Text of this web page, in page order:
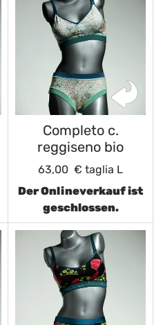
Completo c.
reggiseno bio
63,00 € taglia L
Der Onlineverkauf ist
geschlossen.